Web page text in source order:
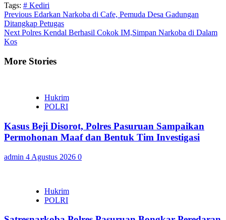
Tags: # Kediri
Continue
Reading
Previous Edarkan Narkoba di Cafe, Pemuda Desa Gadungan
Ditangkap Petugas
Next Polres Kendal Berhasil Cokok IM,Simpan Narkoba di Dalam
Kos
More Stories
Hukrim
POLRI
Kasus Beji Disorot, Polres Pasuruan Sampaikan
Permohonan Maaf dan Bentuk Tim Investigasi
admin 4 Agustus 2026 0
Hukrim
POLRI